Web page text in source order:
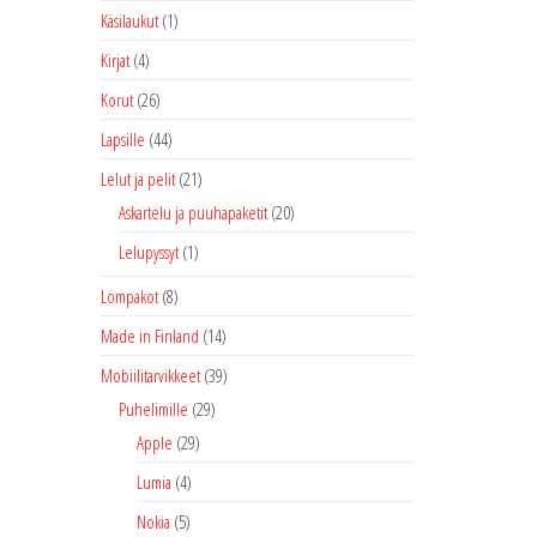
Käsilaukut (1)
Kirjat (4)
Korut (26)
Lapsille (44)
Lelut ja pelit (21)
Askartelu ja puuhapaketit (20)
Lelupyssyt (1)
Lompakot (8)
Made in Finland (14)
Mobiilitarvikkeet (39)
Puhelimille (29)
Apple (29)
Lumia (4)
Nokia (5)